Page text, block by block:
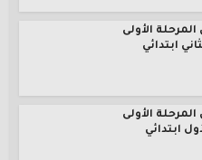
الأولى
ابتدائي
الأولى
ابتدائي